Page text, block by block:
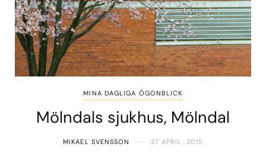
MINA DAGLIGA ÖGONBLICK
Mölndals sjukhus, Mölndal
MIKAEL SVENSSON 27 APRIL, 2015